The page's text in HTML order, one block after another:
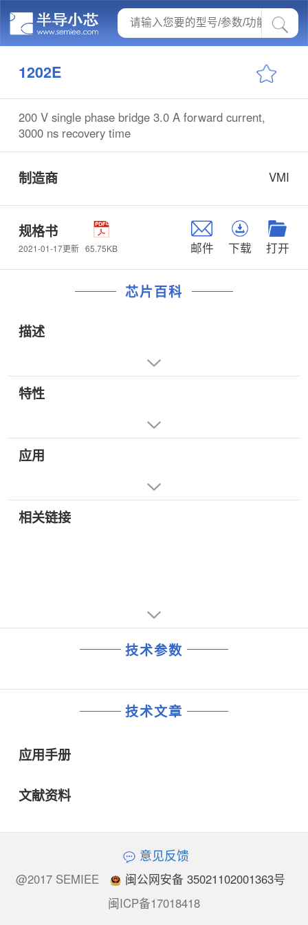
1202E
200 V single phase bridge 3.0 A forward current,
3000 ns recovery time
制造商 VMI
规格书
2021-01-17更新 65.75KB 邮件 下载 打开
芯片百科
描述
特性
应用
相关链接
技术参数
技术文章
应用手册
文献资料
意见反馈
@2017 SEMIEE
闽公网安备 35021102001363号
闽ICP备17018418